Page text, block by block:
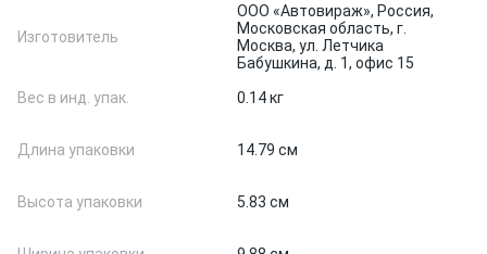
Изготовитель
ООО «Автовираж», Россия,
Московская область, г.
Москва, ул. Летчика
Бабушкина, д. 1, офис 15
Вес в инд. упак.
0.14 кг
Длина упаковки 14.79 см
Высота упаковки 5.83 см